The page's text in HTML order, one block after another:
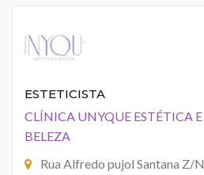
ESTETICISTA
CLÍNICA UNYQUE ESTÉTICA E
BELEZA
Rua Alfredo pujol Santana Z/N